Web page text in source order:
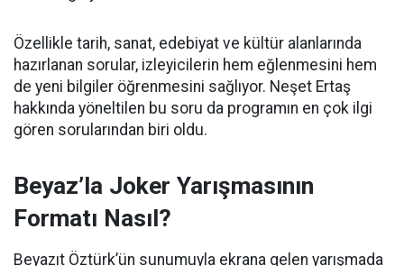
Özellikle tarih, sanat, edebiyat ve kültür alanlarında
hazırlanan sorular, izleyicilerin hem eğlenmesini hem
de yeni bilgiler öğrenmesini sağlıyor. Neşet Ertaş
hakkında yöneltilen bu soru da programın en çok ilgi
gören sorularından biri oldu.
Beyaz’la Joker Yarışmasının
Formatı Nasıl?
Beyazıt Öztürk’ün sunumuyla ekrana gelen yarışmada